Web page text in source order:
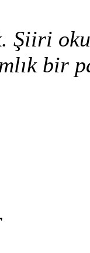
Şiiri
bir